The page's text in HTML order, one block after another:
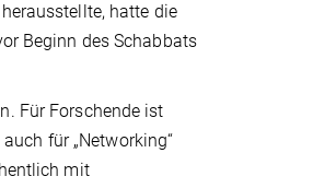
hatte die
Beginn des Schabbats
Für Forschende ist
für „Networking“
mit